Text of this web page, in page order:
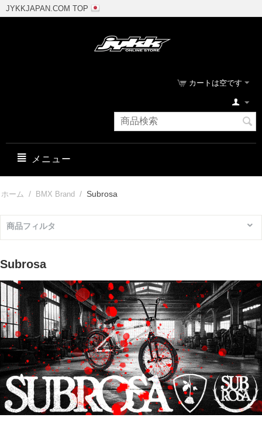
JYKKJAPAN.COM TOP
カートは空です
メニュー
ホーム / BMX Brand / Subrosa
商品フィルタ
Subrosa